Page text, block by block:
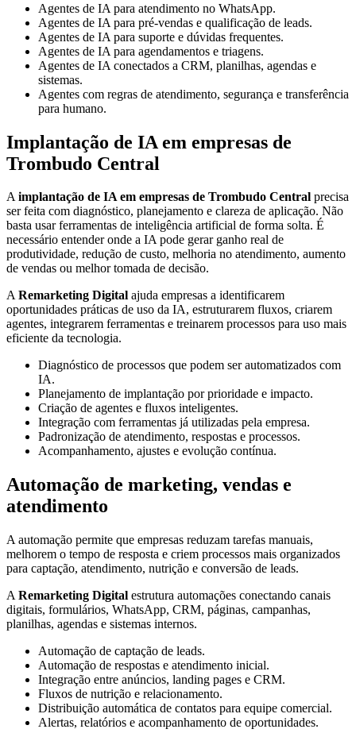
Agentes de IA para atendimento no WhatsApp.
Agentes de IA para pré-vendas e qualificação de leads.
Agentes de IA para suporte e dúvidas frequentes.
Agentes de IA para agendamentos e triagens.
Agentes de IA conectados a CRM, planilhas, agendas e
sistemas.
Agentes com regras de atendimento, segurança e transferência
para humano.
Implantação de IA em empresas de
Trombudo Central
Aimplantação de IA em empresas de Trombudo Central precisa
ser feita com diagnóstico, planejamento e clareza de aplicação. Não
basta usar ferramentas de inteligência artificial de forma solta. É
necessário entender onde a IA pode gerar ganho real de
produtividade, redução de custo, melhoria no atendimento, aumento
de vendas ou melhor tomada de decisão.
ARemarketing Digital ajuda empresas a identificarem
oportunidades práticas de uso da IA, estruturarem fluxos, criarem
agentes, integrarem ferramentas e treinarem processos para uso mais
eficiente da tecnologia.
Diagnóstico de processos que podem ser automatizados com
IA.
Planejamento de implantação por prioridade e impacto.
Criação de agentes e fluxos inteligentes.
Integração com ferramentas já utilizadas pela empresa.
Padronização de atendimento, respostas e processos.
Acompanhamento, ajustes e evolução contínua.
Automação de marketing, vendas e
atendimento
A automação permite que empresas reduzam tarefas manuais,
melhorem o tempo de resposta e criem processos mais organizados
para captação, atendimento, nutrição e conversão de leads.
A Remarketing Digital estrutura automações conectando canais
digitais, formulários, WhatsApp, CRM, páginas, campanhas,
planilhas, agendas e sistemas internos.
Automação de captação de leads.
Automação de respostas e atendimento inicial.
Integração entre anúncios, landing pages e CRM.
Fluxos de nutrição e relacionamento.
Distribuição automática de contatos para equipe comercial.
Alertas, relatórios e acompanhamento de oportunidades.